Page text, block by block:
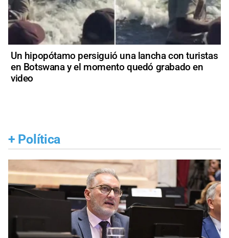
Un hipopótamo persiguió una lancha con turistas
en Botswana y el momento quedó grabado en
video
+ Política